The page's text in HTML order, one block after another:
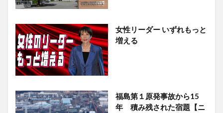
女性リーダー いずれもっと
増える
福島第１原発事故から15
年 積み残された宿題【ニ